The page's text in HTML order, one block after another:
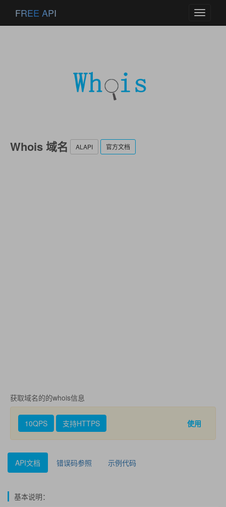
Toggle
FREE API
Whois 域名 ALAPI 官方文档
获取域名的的whois信息
10QPS 支持HTTPS 使用
API文档 错误码参照 示例代码
基本说明：